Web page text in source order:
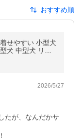
おすすめ順
せやすい 小型犬
犬 中型犬 リー
し カッパ 高品
2026/5/27
たが、なんだかサ